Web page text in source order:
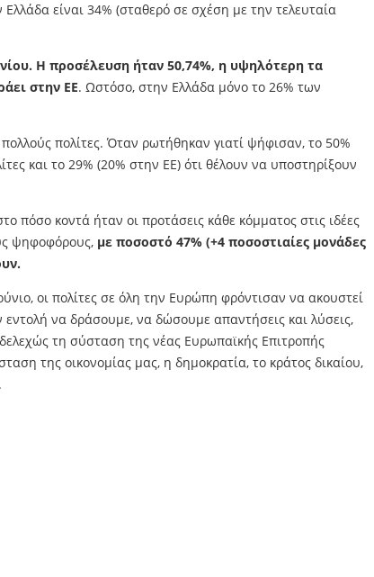
είναι 34% (σταθερό σε σχέση με την τελευταία
Η προσέλευση ήταν 50,74%, η υψηλότερη τα
στην ΕΕ. Ωστόσο, στην Ελλάδα μόνο το 26% των
πολίτες. Όταν ρωτήθηκαν γιατί ψήφισαν, το 50%
και το 29% (20% στην ΕΕ) ότι θέλουν να υποστηρίξουν
πόσο κοντά ήταν οι προτάσεις κάθε κόμματος στις ιδέες
ψηφοφόρους, με ποσοστό 47% (+4 ποσοστιαίες μονάδες
οι πολίτες σε όλη την Ευρώπη φρόντισαν να ακουστεί
να δράσουμε, να δώσουμε απαντήσεις και λύσεις,
τη σύσταση της νέας Ευρωπαϊκής Επιτροπής
της οικονομίας μας, η δημοκρατία, το κράτος δικαίου,